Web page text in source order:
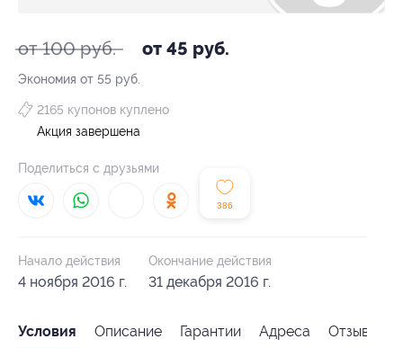
от 100 руб. от 45 руб.
Экономия от 55 руб.
386
2165 купонов куплено
Акция завершена
Поделиться с друзьями
Начало действия
4 ноября 2016 г.
Окончание действия
31 декабря 2016 г.
Условия Описание Гарантии Адреса Отзывы